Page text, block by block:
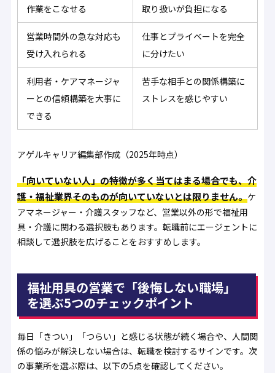
作業をこなせる
取り扱いが負担になる
営業時間外の急な対応も
受け入れられる
仕事とプライベートを完全
に分けたい
利用者・ケアマネージャ
ーとの信頼構築を大事に
できる
苦手な相手との関係構築に
ストレスを感じやすい
アゲルキャリア編集部作成（2025年時点）
「向いていない人」の特徴が多く当てはまる場合でも、介
護・福祉業界そのものが向いていないとは限りません。ケ
アマネージャー・介護スタッフなど、営業以外の形で福祉用
具・介護に関わる選択肢もあります。転職前にエージェントに
相談して選択肢を広げることをおすすめします。
福祉用具の営業で「後悔しない職場」
を選ぶ5つのチェックポイント
毎日「きつい」「つらい」と感じる状態が続く場合や、人間関
係の悩みが解決しない場合は、転職を検討するサインです。次
の事業所を選ぶ際は、以下の5点を確認してください。